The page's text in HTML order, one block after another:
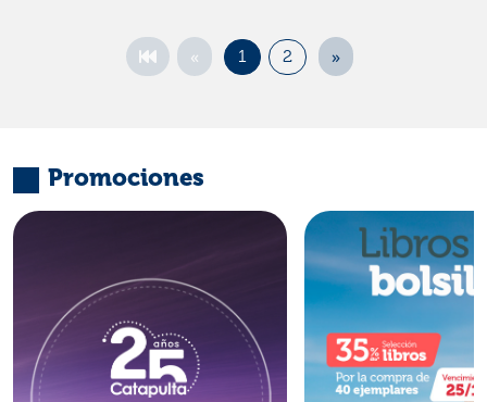
« 1 2 »
Promociones